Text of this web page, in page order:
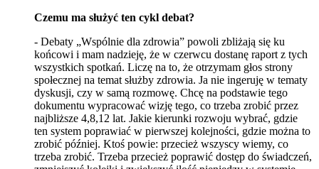
Czemu ma służyć ten cykl debat?
- Debaty „Wspólnie dla zdrowia” powoli zbliżają się ku
końcowi i mam nadzieję, że w czerwcu dostanę raport z tych
wszystkich spotkań. Liczę na to, że otrzymam głos strony
społecznej na temat służby zdrowia. Ja nie ingeruję w tematy
dyskusji, czy w samą rozmowę. Chcę na podstawie tego
dokumentu wypracować wizję tego, co trzeba zrobić przez
najbliższe 4,8,12 lat. Jakie kierunki rozwoju wybrać, gdzie
ten system poprawiać w pierwszej kolejności, gdzie można to
zrobić później. Ktoś powie: przecież wszyscy wiemy, co
trzeba zrobić. Trzeba przecież poprawić dostęp do świadczeń,